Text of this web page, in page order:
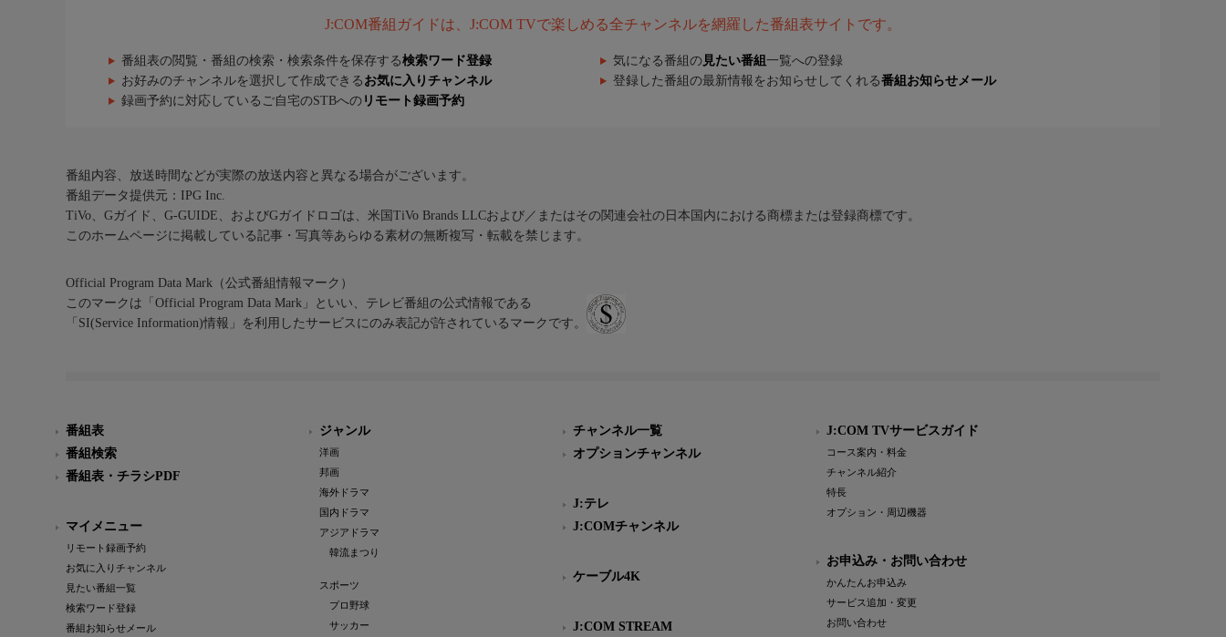
J:COM番組ガイドは、J:COM TVで楽しめる全チャンネルを網羅した番組表サイトです。
番組表の閲覧・番組の検索・検索条件を保存する検索ワード登録 気になる番組の 見たい番組 一覧への登録
お好みのチャンネルを選択して作成できる お気に入りチャンネル 登録した番組の最新情報をお知らせしてくれる番組お知らせメール
録画予約に対応しているご自宅のSTBへの リモート録画予約
番組内容、放送時間などが実際の放送内容と異なる場合がございます。
番組データ提供元：IPG Inc.
TiVo、Gガイド、G-GUIDE、およびGガイドロゴは、米国TiVo Brands LLCおよび／またはその関連会社の日本国内における商標または登録商標です。
このホームページに掲載している記事・写真等あらゆる素材の無断複写・転載を禁じます。
Official Program Data Mark（公式番組情報マーク）
このマークは「Official Program Data Mark」といい、テレビ番組の公式情報である
「SI(Service Information)情報」を利用したサービスにのみ表記が許されているマークです。
番組表
番組検索
番組表・チラシPDF
マイメニュー
リモート録画予約
お気に入りチャンネル
見たい番組一覧
検索ワード登録
番組お知らせメール
ジャンル
洋画
邦画
海外ドラマ
国内ドラマ
アジアドラマ
韓流まつり
スポーツ
プロ野球
サッカー
チャンネル一覧
オプションチャンネル
J:テレ
J:COMチャンネル
ケーブル4K
J:COM STREAM
J:COM TVサービスガイド
コース案内・料金
チャンネル紹介
特長
オプション・周辺機器
お申込み・お問い合わせ
かんたんお申込み
サービス追加・変更
お問い合わせ